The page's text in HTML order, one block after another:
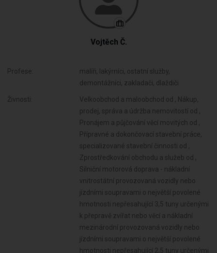
Vojtěch Č.
Profese:
malíři, lakýrníci, ostatní služby,
demontážníci, zakladači, dlaždiči
Živnosti:
Velkoobchod a maloobchod od , Nákup,
prodej, správa a údržba nemovitostí od ,
Pronájem a půjčování věcí movitých od ,
Přípravné a dokončovací stavební práce,
specializované stavební činnosti od ,
Zprostředkování obchodu a služeb od ,
Silniční motorová doprava - nákladní
vnitrostátní provozovaná vozidly nebo
jízdními soupravami o největší povolené
hmotnosti nepřesahující 3,5 tuny určenými
k přepravě zvířat nebo věcí a nákladní
mezinárodní provozovaná vozidly nebo
jízdními soupravami o největší povolené
hmotnosti nepřesahující 2,5 tuny určenými